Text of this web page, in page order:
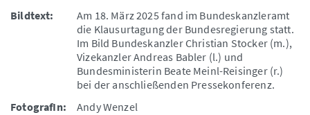
Bildtext:
Am 18. März 2025 fand im Bundeskanzleramt
die Klausurtagung der Bundesregierung statt.
Im Bild Bundeskanzler Christian Stocker (m.),
Vizekanzler Andreas Babler (l.) und
Bundesministerin Beate Meinl-Reisinger (r.)
bei der anschließenden Pressekonferenz.
FotografIn:
Andy Wenzel